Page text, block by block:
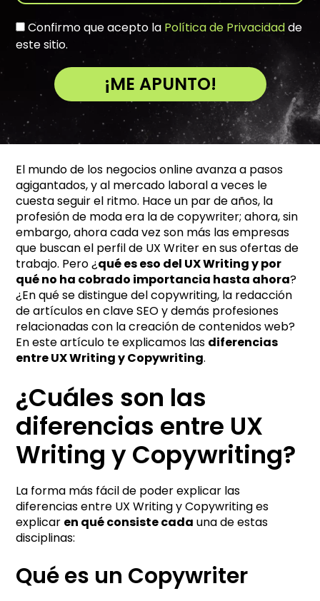
Confirmo que acepto la Política de Privacidadde
este sitio.
¡ME APUNTO!
t
r
n
a
t
i
v
e
:
El mundo de los negocios online avanza a pasos
agigantados, y al mercado laboral a veces le
cuesta seguir el ritmo. Hace un par de años, la
profesión de moda era la de copywriter; ahora, sin
embargo, ahora cada vez son más las empresas
que buscan el perfil de UX Writer en sus ofertas de
trabajo. Pero ¿qué es eso del UX Writing y por
qué no ha cobrado importancia hasta ahora?
¿En qué se distingue del copywriting, la redacción
de artículos en clave SEO y demás profesiones
relacionadas con la creación de contenidos web?
En este artículo te explicamos las diferencias
entre UX Writing y Copywriting.
¿Cuáles son las
diferencias entre UX
Writing y Copywriting?
La forma más fácil de poder explicar las
diferencias entre UX Writing y Copywriting es
explicar en qué consiste cada una de estas
disciplinas:
Qué es un Copywriter